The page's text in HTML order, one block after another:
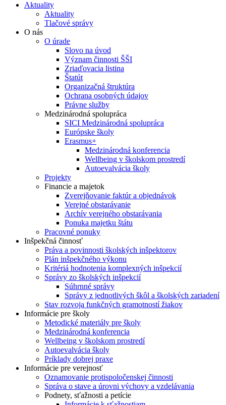
Aktuality
Aktuality
Tlačové správy
O nás
O úrade
Slovo na úvod
Význam činnosti ŠŠI
Zriaďovacia listina
Štatút
Organizačná štruktúra
Ochrana osobných údajov
Právne služby
Medzinárodná spolupráca
SICI Medzinárodná spolupráca
Európske školy
Erasmus+
Medzinárodná konferencia
Wellbeing v školskom prostredí
Autoevalvácia školy
Projekty
Financie a majetok
Zverejňovanie faktúr a objednávok
Verejné obstarávanie
Archív verejného obstarávania
Ponuka majetku štátu
Pracovné ponuky
Inšpekčná činnosť
Práva a povinnosti školských inšpektorov
Plán inšpekčného výkonu
Kritériá hodnotenia komplexných inšpekcií
Správy zo školských inšpekcií
Súhrnné správy
Správy z jednotlivých škôl a školských zariadení
Stav rozvoja funkčných gramotností žiakov
Informácie pre školy
Metodické materiály pre školy
Medzinárodná konferencia
Wellbeing v školskom prostredí
Autoevalvácia školy
Príklady dobrej praxe
Informácie pre verejnosť
Oznamovanie protispoločenskej činnosti
Správa o stave a úrovni výchovy a vzdelávania
Podnety, sťažnosti a petície